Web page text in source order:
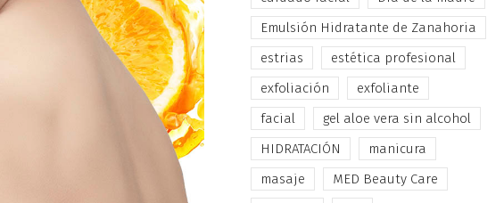
Emulsión Hidratante de Zanahoria
estrias
estética profesional
exfoliación
exfoliante
facial
gel aloe vera sin alcohol
HIDRATACIÓN
manicura
masaje
MED Beauty Care